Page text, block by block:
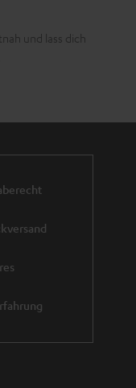
und lass dich